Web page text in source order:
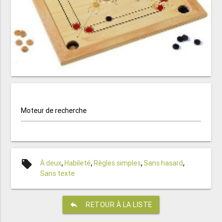
Moteur de recherche
local_offer À deux,Habileté,Règles simples,Sans hasard,
Sans texte
reply RETOUR À LA LISTE